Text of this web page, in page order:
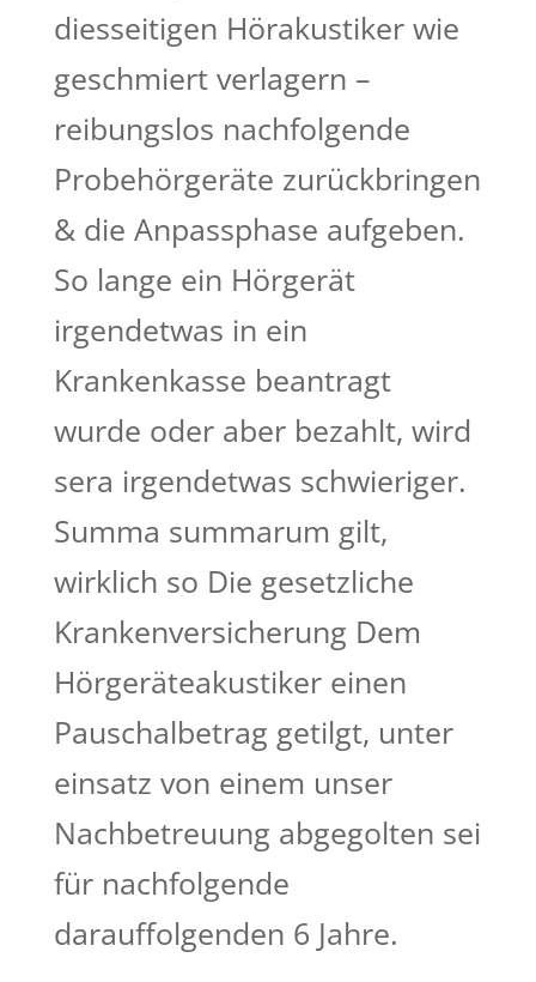
diesseitigen Hörakustiker wie
geschmiert verlagern –
reibungslos nachfolgende
Probehörgeräte zurückbringen
& die Anpassphase aufgeben.
So lange ein Hörgerät
irgendetwas in ein
Krankenkasse beantragt
wurde oder aber bezahlt, wird
sera irgendetwas schwieriger.
Summa summarum gilt,
wirklich so Die gesetzliche
Krankenversicherung Dem
Hörgeräteakustiker einen
Pauschalbetrag getilgt, unter
einsatz von einem unser
Nachbetreuung abgegolten sei
für nachfolgende
darauffolgenden 6 Jahre.